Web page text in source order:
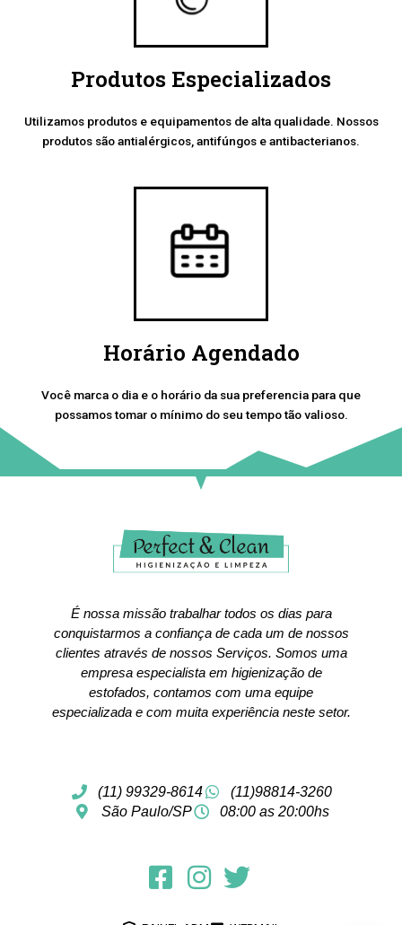
Produtos Especializados
Utilizamos produtos e equipamentos de alta qualidade. Nossos
produtos são antialérgicos, antifúngos e antibacterianos.
Horário Agendado
Você marca o dia e o horário da sua preferencia para que
possamos tomar o mínimo do seu tempo tão valioso.
É nossa missão trabalhar todos os dias para
conquistarmos a confiança de cada um de nossos
clientes através de nossos Serviços. Somos uma
empresa especialista em higienização de
estofados, contamos com uma equipe
especializada e com muita experiência neste setor.
(11) 99329-8614
(11)98814-3260
São Paulo/SP
08:00 as 20:00hs